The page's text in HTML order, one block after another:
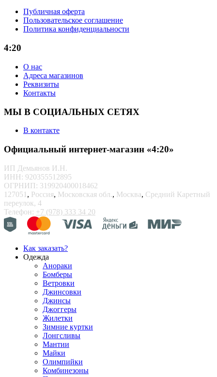
Публичная оферта
Пользовательское соглашение
Политика конфиденциальности
4:20
О нас
Адреса магазинов
Реквизиты
Контакты
МЫ В СОЦИАЛЬНЫХ СЕТЯХ
В контакте
Официальный интернет-магазин «4:20»
ИП Демьянов И.Н.
ИНН: 920355512895
ОГРНИП: 319920400018462
127051 , Россия, Московская обл., Москва, Средний Каретный
переулок, 4
Телефон: +7 (978) 333 34 20
Как заказать?
Одежда
Анораки
Бомберы
Ветровки
Джинсовки
Джинсы
Джоггеры
Жилетки
Зимние куртки
Лонгсливы
Мантии
Майки
Олимпийки
Комбинезоны